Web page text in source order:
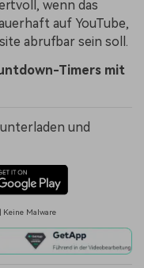
wenn das
auf YouTube,
abrufbar sein soll.
Timers mit
und
Keine Malware